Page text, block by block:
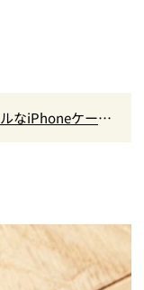
なiPhoneケー